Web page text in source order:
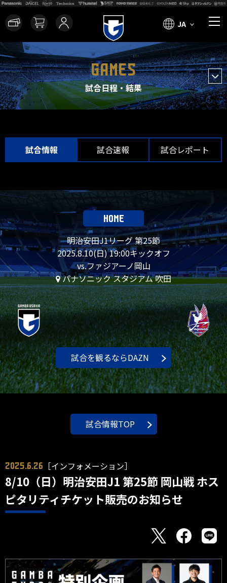
JA
GAMES
試合日程・結果
試合情報 試合速報 試合レポート
HOME
明治安田J1リーグ 第25節
2025.8.10(日) 19:00キックオフ
vs.ファジアーノ岡山
パナソニック スタジアム 吹田
試合を観るならDAZN
試合情報TOP
2025.6.26 ［インフォメーション］
8/10（日）明治安田J1 第25節 岡山戦 ホス
ピタリティチケット販売のお知らせ